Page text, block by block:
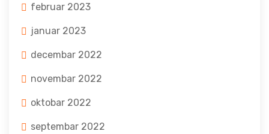
februar 2023
januar 2023
decembar 2022
novembar 2022
oktobar 2022
septembar 2022